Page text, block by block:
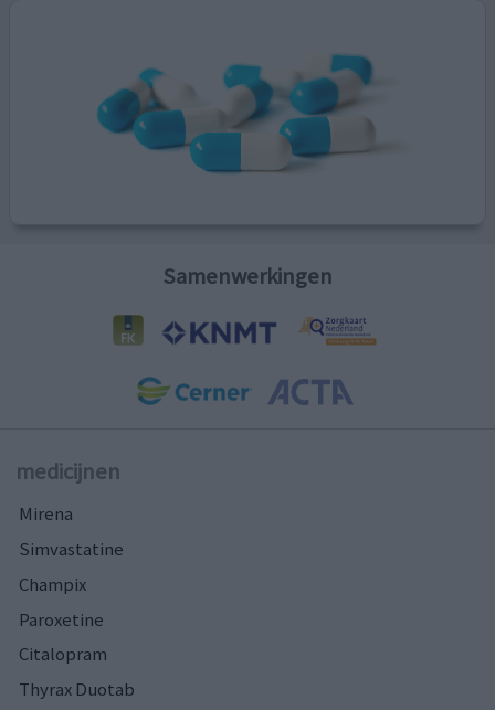
Samenwerkingen
medicijnen
Mirena
Simvastatine
Champix
Paroxetine
Citalopram
Thyrax Duotab